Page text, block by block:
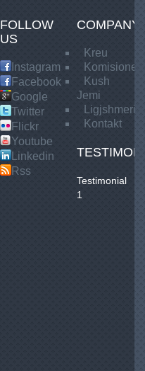
FOLLOW
US
Instagram
Facebook
Google
Twitter
Flickr
Youtube
Linkedin
Rss
COMPANY
Kreu
Komisionet
Kush
Jemi
Ligjshmeria
Kontakt
Testimonial
1